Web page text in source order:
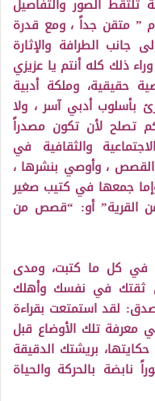
الصور والتفاصيل
” متقن جداً ، ومع قدرة
جانب الطرافة والإثارة
ذلك كله أنتم يا عزيزي
حقيقية، وملكة أدبية
بأسلوب أدبي آسر ، ولا
تصلح لأن تكون مصدراً
والثقافية في
، وأوصي بنشرها ،
جمعها في كتيب صغير
القرية” أو: “قصص من
في كل ما كتبت، ومدى
ثقتك في نفسك وأهلك
لقد استمتعت بقراءة
تلك الأوضاع قبل
بريشتك الدقيقة
نابضة بالحركة والحياة